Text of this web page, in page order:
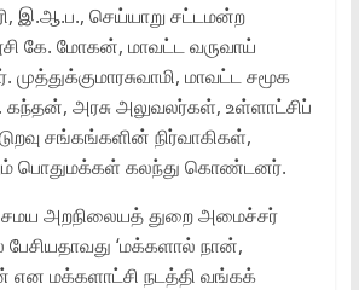
இ.ஆ.ப., செய்யாறு சட்டமன்ற
கே. மோகன், மாவட்ட வருவாய்
முத்துக்குமாரசுவாமி, மாவட்ட சமூக
கந்தன், அரசு அலுவலர்கள், உள்ளாட்சிப்
சங்கங்களின் நிர்வாகிகள்,
பொதுமக்கள் கலந்து கொண்டனர்.
சமய அறநிலையத் துறை அமைச்சர்
‘மக்களால் நான்,
என மக்களாட்சி நடத்தி வங்கக்